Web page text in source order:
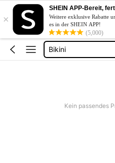
×
SHEIN APP-Bereit,
Weitere exklusive Rabatte
es in der SHEIN APP!
(5,000)
Kleid Weiß Sommer
Kurze Kleider
Bikini
Kleid Baumwolle
Kein passendes